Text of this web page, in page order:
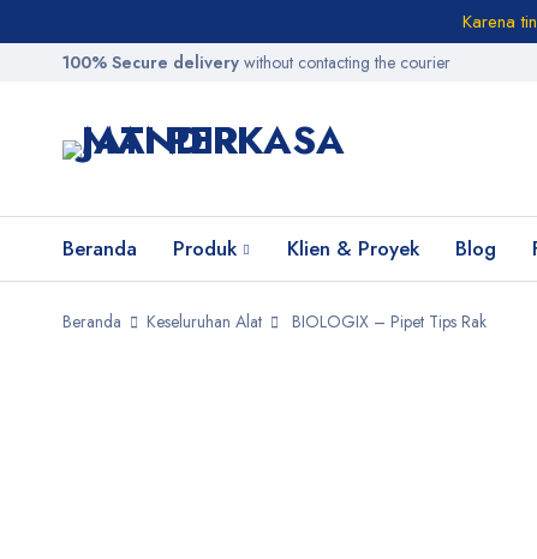
Karena
100% Secure delivery without contacting the courier
Beranda Produk Klien & Proyek Blog
Beranda Keseluruhan Alat BIOLOGIX – Pipet Tips Rak